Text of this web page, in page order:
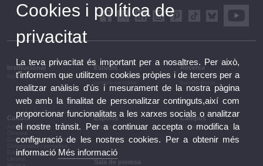
Institucional
Institucional
Estudis
Estudis i formació
Recerca
Recerca, innovació i
Cultura
Arts escèniques
Conferències i debats
Congressos i jornades
Exposicions
Esports
Esports
Campus
Campus
Sala de premsa
Cookies i política de
privacitat
La teva privacitat és important per a nosaltres. Per això,
t'informem que utilitzem cookies pròpies i de tercers per a
realitzar anàlisis d'ús i mesurament de la nostra pàgina
web amb la finalitat de personalitzar continguts,així com
proporcionar funcionalitats a les xarxes socials o analitzar
el nostre trànsit. Per a continuar accepta o modifica la
configuració de les nostres cookies. Per a obtenir més
informació Més informació